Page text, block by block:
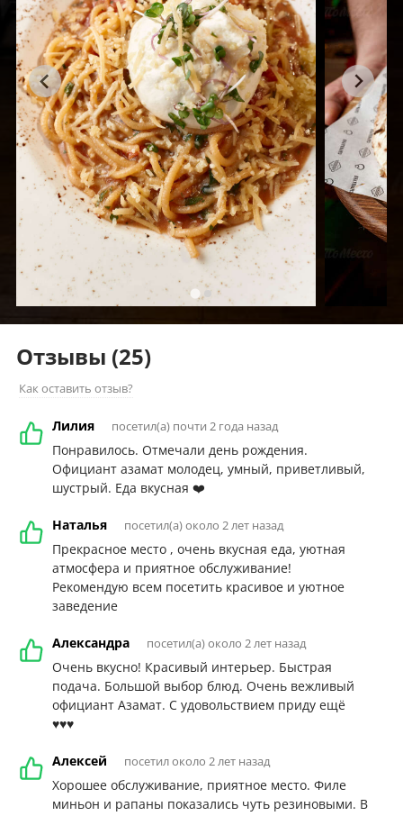
Отзывы (25)
Как оставить отзыв?
Лилия посетил(а) почти 2 года назад
Понравилось. Отмечали день рождения.
Официант азамат молодец, умный, приветливый,
шустрый. Еда вкусная ❤️
Наталья посетил(а) около 2 лет назад
Прекрасное место , очень вкусная еда, уютная
атмосфера и приятное обслуживание!
Рекомендую всем посетить красивое и уютное
заведение
Александра посетил(а) около 2 лет назад
Очень вкусно! Красивый интерьер. Быстрая
подача. Большой выбор блюд. Очень вежливый
официант Азамат. С удовольствием приду ещё
♥️♥️♥️
Алексей посетил около 2 лет назад
Хорошее обслуживание, приятное место. Филе
миньон и рапаны показались чуть резиновыми. В